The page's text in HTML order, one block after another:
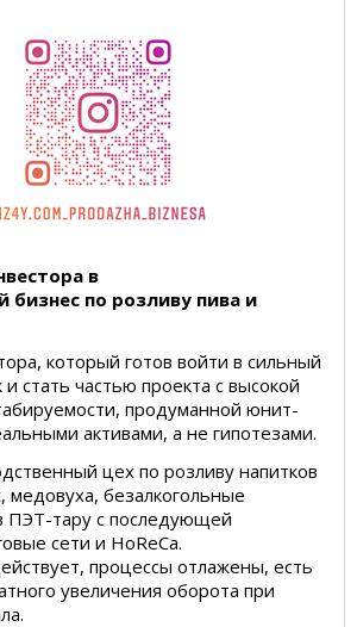
в
бизнес по розливу пива и
который готов войти в сильный
стать частью проекта с высокой
продуманной юнит-
активами, а не гипотезами.
цех по розливу напитков
медовуха, безалкогольные
ПЭТ-тару с последующей
сети и HoReCa.
процессы отлажены, есть
увеличения оборота при